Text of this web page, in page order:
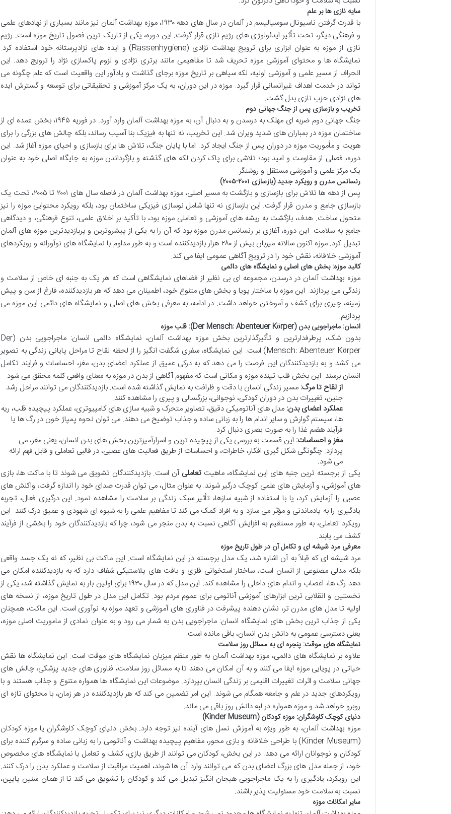
سایه نازی ها بر علم
با قدرت گرفتن ناسیونال سوسیالیسم در آلمان در سال های دهه ۱۹۳۰، موزه بهداشت آلمان نیز مانند بسیاری از نهادهای علمی
و فرهنگی دیگر، تحت تأثیر ایدئولوژی های رژیم نازی قرار گرفت. این دوره، یکی از تاریک ترین فصول تاریخ موزه است. رژیم
نازی از موزه به عنوان ابزاری برای ترویج بهداشت نژادی (Rassenhygiene) و ایده های نژادپرستانه خود استفاده کرد.
نمایشگاه ها و محتوای آموزشی موزه تحریف شد تا مفاهیمی مانند برتری نژادی و لزوم پاکسازی نژاد را ترویج دهد. این
انحراف از مسیر علمی و آموزشی اولیه، لکه سیاهی بر تاریخ موزه برجای گذاشت و یادآور این واقعیت است که علم چگونه می
تواند در خدمت اهداف غیرانسانی قرار گیرد. موزه در این دوران، به یک مرکز آموزشی و تحقیقاتی برای توسعه و گسترش ایده
های نژادی حزب نازی بدل گشت.
تخریب و بازسازی پس از جنگ جهانی دوم
جنگ جهانی دوم ضربه ای مهلک به درسدن و به دنبال آن، به موزه بهداشت آلمان وارد آورد. در فوریه ۱۹۴۵، بخش عمده ای از
ساختمان موزه در بمباران های شدید ویران شد. این تخریب، نه تنها به فیزیک بنا آسیب رساند، بلکه چالش های بزرگی را برای
هویت و مأموریت موزه در دوران پس از جنگ ایجاد کرد. اما با پایان جنگ، تلاش ها برای بازسازی و احیای موزه آغاز شد. این
دوره، فصلی از مقاومت و امید بود؛ تلاشی برای پاک کردن لکه های گذشته و بازگرداندن موزه به جایگاه اصلی خود به عنوان
یک مرکز علمی و آموزشی مستقل و روشنگر.
رنسانس مدرن و رویکرد جدید (بازسازی ۲۰۰۱-۲۰۰۵)
پس از دهه ها تلاش برای بازسازی و بازگشت به مسیر اصلی، موزه بهداشت آلمان در فاصله سال های ۲۰۰۱ تا ۲۰۰۵، تحت یک
بازسازی جامع و مدرن قرار گرفت. این بازسازی نه تنها شامل نوسازی فیزیکی ساختمان بود، بلکه رویکرد محتوایی موزه را نیز
متحول ساخت. هدف، بازگشت به ریشه های آموزشی و تعاملی موزه بود، با تأکید بر اخلاق علمی، تنوع فرهنگی، و دیدگاهی
جامع به سلامت. این دوره، آغازی بر رنسانس مدرن موزه بود که آن را به یکی از پیشروترین و پربازدیدترین موزه های آلمان
تبدیل کرد. موزه اکنون سالانه میزبان بیش از ۲۸۰ هزار بازدیدکننده است و به طور مداوم با نمایشگاه های نوآورانه و رویکردهای
آموزشی خلاقانه، نقش خود را در ترویج آگاهی عمومی ایفا می کند.
کالبد موزه: بخش های اصلی و نمایشگاه های دائمی
موزه بهداشت آلمان در درسدن، مجموعه ای بی نظیر از فضاهای نمایشگاهی است که هر یک به جنبه ای خاص از سلامت و
زندگی می پردازند. این موزه با ساختار پویا و بخش های متنوع خود، اطمینان می دهد که هر بازدیدکننده، فارغ از سن و پیش
زمینه، چیزی برای کشف و آموختن خواهد داشت. در ادامه، به معرفی بخش های اصلی و نمایشگاه های دائمی این موزه می
پردازیم.
انسان: ماجراجویی بدن (Der Mensch: Abenteuer Körper): قلب موزه
بدون شک، پرطرفدارترین و تأثیرگذارترین بخش موزه بهداشت آلمان، نمایشگاه دائمی انسان: ماجراجویی بدن (Der
Mensch: Abenteuer Körper) است. این نمایشگاه، سفری شگفت انگیز را از لحظه لقاح تا مراحل پایانی زندگی به تصویر
می کشد و به بازدیدکنندگان این فرصت را می دهد که به درکی عمیق از عملکرد اعضای بدن، مغز، احساسات و فرایند تکامل
انسان برسند. این بخش قلب تپنده موزه و مکانی است که مفهوم آگاهی از بدن در موزه به معنای واقعی کلمه محقق می شود.
از لقاح تا مرگ: مسیر زندگی انسان با دقت و ظرافت به نمایش گذاشته شده است. بازدیدکنندگان می توانند مراحل رشد
جنین، تغییرات بدن در دوران کودکی، نوجوانی، بزرگسالی و پیری را مشاهده کنند.
عملکرد اعضای بدن: مدل های آناتومیکی دقیق، تصاویر متحرک و شبیه سازی های کامپیوتری، عملکرد پیچیده قلب، ریه
ها، سیستم گوارش و سایر اندام ها را به زبانی ساده و جذاب توضیح می دهند. می توان نحوه پمپاژ خون در رگ ها یا
فرآیند هضم غذا را به صورت بصری دنبال کرد.
مغز و احساسات: این قسمت به بررسی یکی از پیچیده ترین و اسرارآمیزترین بخش های بدن انسان، یعنی مغز، می
پردازد. چگونگی شکل گیری افکار، خاطرات، و احساسات از طریق فعالیت های عصبی، در قالبی تعاملی و قابل فهم ارائه
می شود.
یکی از برجسته ترین جنبه های این نمایشگاه، ماهیتتعاملی آن است. بازدیدکنندگان تشویق می شوند تا با ماکت ها، بازی
های آموزشی، و آزمایش های علمی کوچک درگیر شوند. به عنوان مثال، می توان قدرت صدای خود را اندازه گرفت، واکنش های
عصبی را آزمایش کرد، یا با استفاده از شبیه سازها، تأثیر سبک زندگی بر سلامت را مشاهده نمود. این درگیری فعال، تجربه
یادگیری را به یادماندنی و مؤثر می سازد و به افراد کمک می کند تا مفاهیم علمی را به شیوه ای شهودی و عمیق درک کنند. این
رویکرد تعاملی، به طور مستقیم به افزایش آگاهی نسبت به بدن منجر می شود، چرا که بازدیدکنندگان خود را بخشی از فرآیند
کشف می یابند.
معرفی مرد شیشه ای و تکامل آن در طول تاریخ موزه
مرد شیشه ای که قبلاً به آن اشاره شد، یک مدل برجسته در این نمایشگاه است. این ماکت بی نظیر، که نه یک جسد واقعی
بلکه مدلی مصنوعی از انسان است، ساختار استخوانی فلزی و بافت های پلاستیکی شفاف دارد که به بازدیدکننده امکان می
دهد رگ ها، اعصاب و اندام های داخلی را مشاهده کند. این مدل که در سال ۱۹۳۰ برای اولین بار به نمایش گذاشته شد، یکی از
نخستین و انقلابی ترین ابزارهای آموزشی آناتومی برای عموم مردم بود. تکامل این مدل در طول تاریخ موزه، از نسخه های
اولیه تا مدل های مدرن تر، نشان دهنده پیشرفت در فناوری های آموزشی و تعهد موزه به نوآوری است. این ماکت، همچنان
یکی از جذاب ترین بخش های نمایشگاه انسان: ماجراجویی بدن به شمار می رود و به عنوان نمادی از ماموریت اصلی موزه،
یعنی دسترسی عمومی به دانش بدن انسان، باقی مانده است.
نمایشگاه های موقت: پنجره ای به مسائل روز سلامت
علاوه بر نمایشگاه های دائمی، موزه بهداشت آلمان به طور منظم میزبان نمایشگاه های موقت است. این نمایشگاه ها نقش
حیاتی در پویایی موزه ایفا می کنند و به آن امکان می دهند تا به مسائل روز سلامت، فناوری های جدید پزشکی، چالش های
جهانی سلامت و اثرات تغییرات اقلیمی بر زندگی انسان بپردازد. موضوعات این نمایشگاه ها همواره متنوع و جذاب هستند و با
رویکردهای جدید در علم و جامعه همگام می شوند. این امر تضمین می کند که هر بازدیدکننده در هر زمان، با محتوای تازه ای
روبرو خواهد شد و موزه همواره در لبه دانش روز باقی می ماند.
دنیای کوچک کاوشگران: موزه کودکان (Kinder Museum)
موزه بهداشت آلمان، به طور ویژه به آموزش نسل های آینده نیز توجه دارد. بخش دنیای کوچک کاوشگران یا موزه کودکان
(Kinder Museum) با طراحی خلاقانه و بازی محور، مفاهیم پیچیده بهداشت و آناتومی را به زبانی ساده و سرگرم کننده برای
کودکان و نوجوانان ارائه می دهد. در این بخش، کودکان می توانند از طریق بازی، کشف و تعامل با نمایشگاه های مخصوص
خود، از جمله مدل های بزرگ اعضای بدن که می توانند وارد آن ها شوند، اهمیت مراقبت از سلامت و عملکرد بدن را درک کنند.
این رویکرد، یادگیری را به یک ماجراجویی هیجان انگیز تبدیل می کند و کودکان را تشویق می کند تا از همان سنین پایین،
نسبت به سلامت خود مسئولیت پذیر باشند.
سایر امکانات موزه